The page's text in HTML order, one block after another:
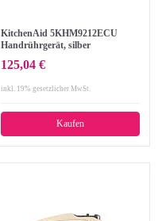
KitchenAid 5KHM9212ECU
Handrührgerät, silber
125,04 €
inkl. 19% gesetzlicher MwSt.
Kaufen